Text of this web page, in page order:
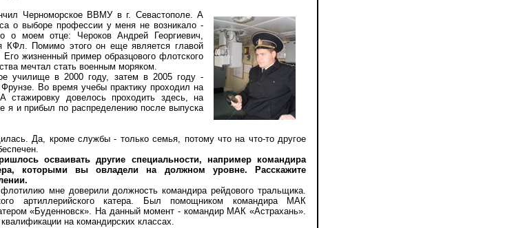
Черноморское ВВМУ в г. Севастополе. А
о выборе профессии у меня не возникало -
о моем отце: Чероков Андрей Георгиевич,
КФл. Помимо этого он еще является главой
жизненный пример образцового флотского
мечтал стать военным моряком.
училище в 2000 году, затем в 2005 году -
Во время учебы практику проходил на
довелось проходить здесь, на
я и прибыл по распределению после выпуска
Да, кроме службы - только семья, потому что на что-то другое
осваивать другие специальности, например командира
которыми вы овладели на должном уровне. Расскажите
мне доверили должность командира рейдового тральщика.
артиллерийского катера. Был помощником командира МАК
«Буденновск». На данный момент - командир МАК «Астрахань».
на командирских классах.